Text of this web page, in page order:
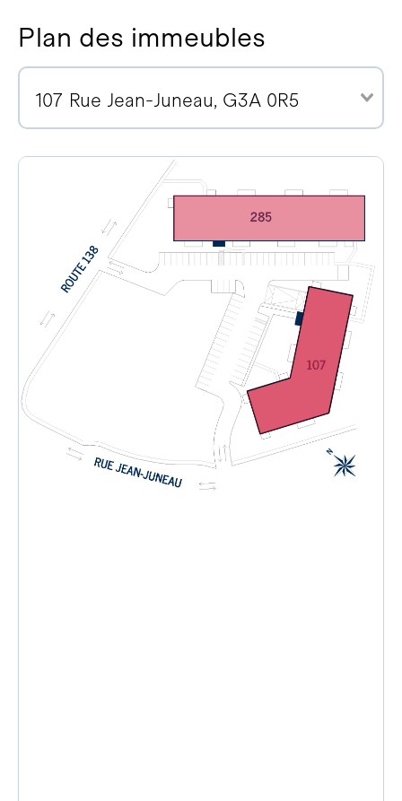
Plan des immeubles
107 Rue Jean-Juneau, G3A 0R5